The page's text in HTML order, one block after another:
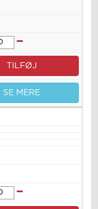
TILFØJ
SE MERE